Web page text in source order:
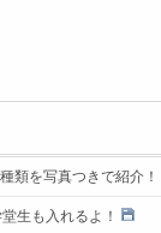
類を写真つきで紹介！
生も入れるよ！